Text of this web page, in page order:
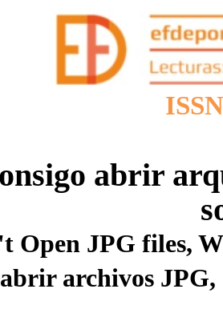
abrir
Open JPG files,
archivos JPG,